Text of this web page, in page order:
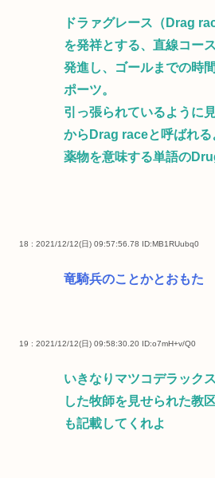
ドラァグレース（Drag
を発祥とする、直線コー
発進し、ゴールまでの時
ポーツ。
引っ張られているように
からDrag raceと呼ばれる
薬物を意味する単語の
18 : 2021/12/12(日) 09:57:56.78 ID:MB1RUubq0
竜騎兵のことかとおもた
19 : 2021/12/12(日) 09:58:30.20 ID:o7mH+v/Q0
いきなりマツコデラック
した牧師を見せられた教
も記載してくれよ